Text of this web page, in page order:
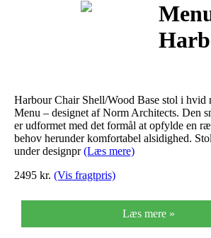
Harbour Chair Shell/Wood Base stol i hvid
Menu – designet af Norm Architects. Den
er udformet med det formål at opfylde en
behov herunder komfortabel alsidighed.
under designpr(Læs mere)
2495 kr. (Vis fragtpris)
Læs mere »